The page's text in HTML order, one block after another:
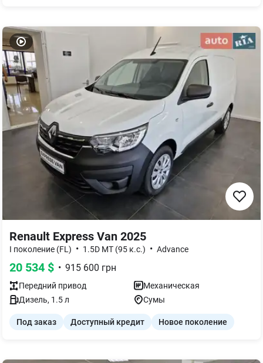
Renault Express Van 2025
I поколение (FL) • 1.5D МТ (95 к.с.) • Advance
20 534 $ • 915 600 грн
Передний привод
Механическая
Дизель, 1.5л Сумы
Под заказ Доступный кредит Новое поколение